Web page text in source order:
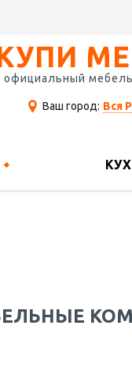
официальный
Ваш город: Вся